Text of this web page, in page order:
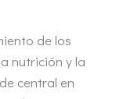
de los
nutrición y la
central en